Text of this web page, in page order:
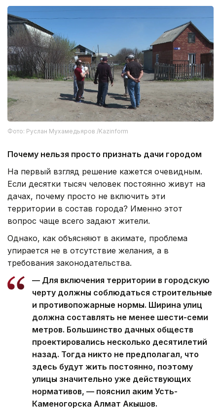
Фото: Руслан Мухамедьяров /Kazinform
Почему нельзя просто признать дачи городом
На первый взгляд решение кажется очевидным.
Если десятки тысяч человек постоянно живут на
дачах, почему просто не включить эти
территории в состав города? Именно этот
вопрос чаще всего задают жители.
Однако, как объясняют в акимате, проблема
упирается не в отсутствие желания, а в
требования законодательства.
— Для включения территории в городскую
черту должны соблюдаться строительные
и противопожарные нормы. Ширина улиц
должна составлять не менее шести-семи
метров. Большинство дачных обществ
проектировались несколько десятилетий
назад. Тогда никто не предполагал, что
здесь будут жить постоянно, поэтому
улицы значительно уже действующих
нормативов, — пояснил аким Усть-
Каменогорска Алмат Акышов.